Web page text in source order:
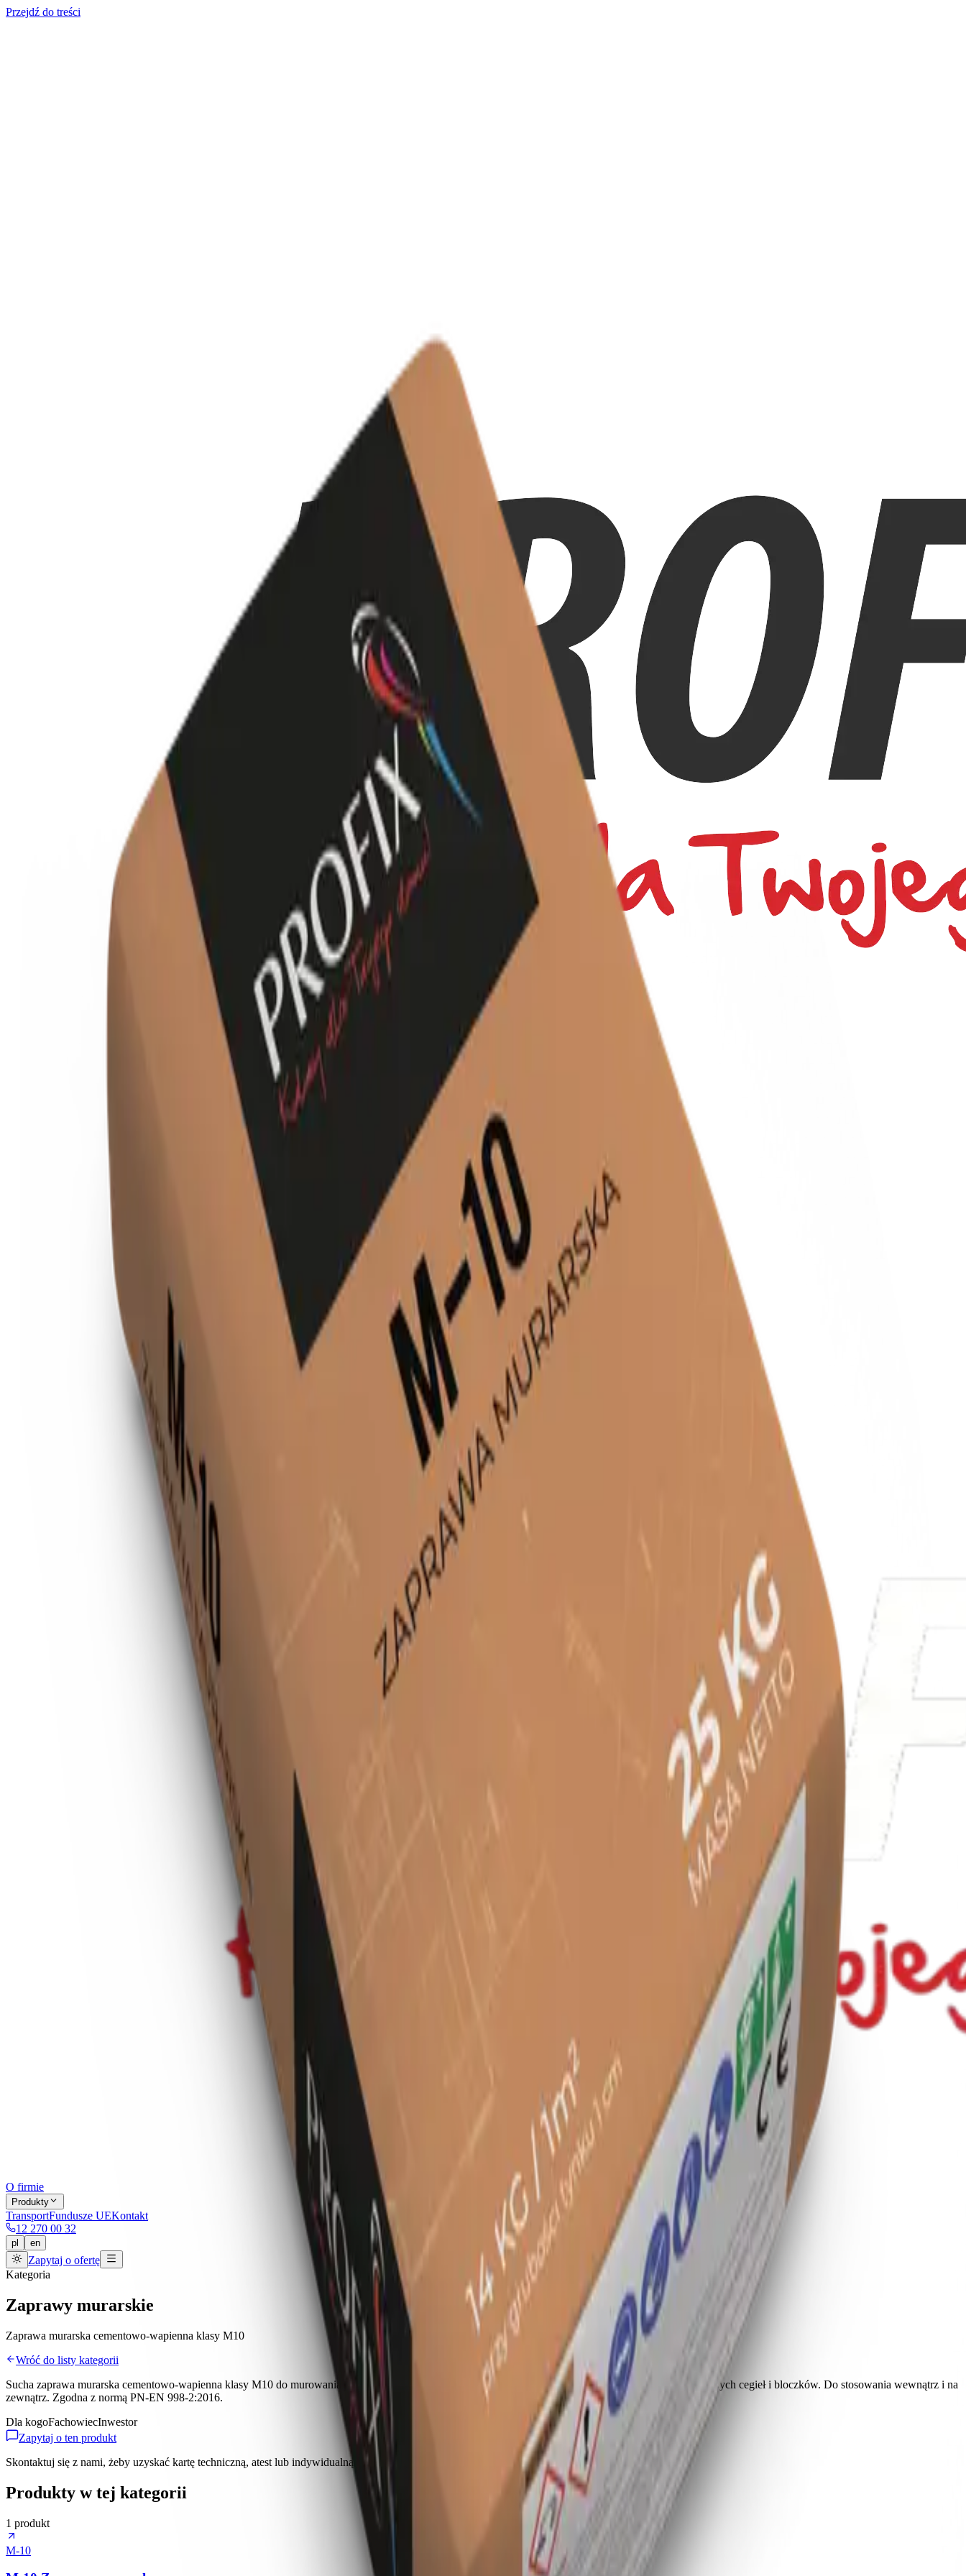
Przejdź do treści
O firmie
Produkty
TransportFundusze UEKontakt
12 270 00 32
pl en
Zapytaj o ofertę
Kategoria
Zaprawy murarskie
Zaprawa murarska cementowo-wapienna klasy M10
Wróć do listy kategorii
Sucha zaprawa murarska cementowo-wapienna klasy M10 do murowania ścian nośnych, działowych, słupów i filarów ze wszystkich powszechnie stosowanych cegieł i bloczków. Do stosowania wewnątrz i na
zewnątrz. Zgodna z normą PN-EN 998-2:2016.
Dla kogoFachowiecInwestor
Zapytaj o ten produkt
Skontaktuj się z nami, żeby uzyskać kartę techniczną, atest lub indywidualną wycenę dla tej kategorii.
Produkty w tej kategorii
1 produkt
M-10